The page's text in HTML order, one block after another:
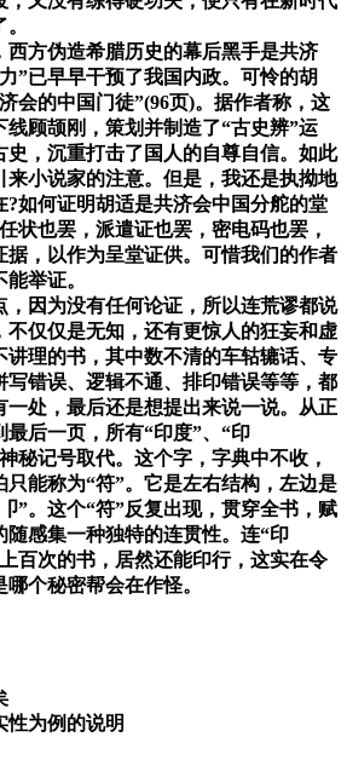
西方伪造希腊历史的幕后黑手是共济
”已早早干预了我国内政。可怜的胡
会的中国门徒”(96页)。据作者称，这
顾颉刚，策划并制造了“古史辨”运
史，沉重打击了国人的自尊自信。如此
来小说家的注意。但是，我还是执拗地
?如何证明胡适是共济会中国分舵的堂
状也罢，派遣证也罢，密电码也罢，
据，以作为呈堂证供。可惜我们的作者
举证。
，因为没有任何论证，所以连荒谬都说
不仅仅是无知，还有更惊人的狂妄和虚
讲理的书，其中数不清的车轱辘话、专
写错误、逻辑不通、排印错误等等，都
一处，最后还是想提出来说一说。从正
后一页，所有“印度”、“印
秘记号取代。这个字，字典中不收，
只能称为“符”。它是左右结构，左边是
”。这个“符”反复出现，贯穿全书，赋
随感集一种独特的连贯性。连“印
百次的书，居然还能印行，这实在令
个秘密帮会在作怪。
为例的说明